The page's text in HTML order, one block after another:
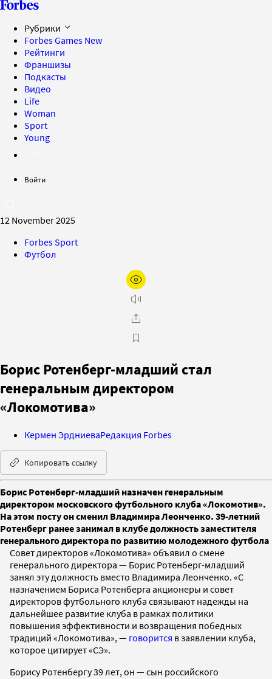
Рубрики
Forbes Games New
Рейтинги
Франшизы
Подкасты
Видео
Life
Woman
Sport
Young
Войти
12 November 2025
Forbes Sport
Футбол
Борис Ротенберг-младший стал
генеральным директором
«Локомотива»
Кермен ЭрдниеваРедакция Forbes
Копировать ссылку
Борис Ротенберг-младший назначен генеральным
директором московского футбольного клуба «Локомотив».
На этом посту он сменил Владимира Леонченко. 39-летний
Ротенберг ранее занимал в клубе должность заместителя
генерального директора по развитию молодежного футбола
Совет директоров «Локомотива» объявил о смене
генерального директора — Борис Ротенберг-младший
занял эту должность вместо Владимира Леонченко. «С
назначением Бориса Ротенберга акционеры и совет
директоров футбольного клуба связывают надежды на
дальнейшее развитие клуба в рамках политики
повышения эффективности и возвращения победных
традиций «Локомотива», — говорится в заявлении клуба,
которое цитирует «СЭ».
Борису Ротенбергу 39 лет, он — сын российского